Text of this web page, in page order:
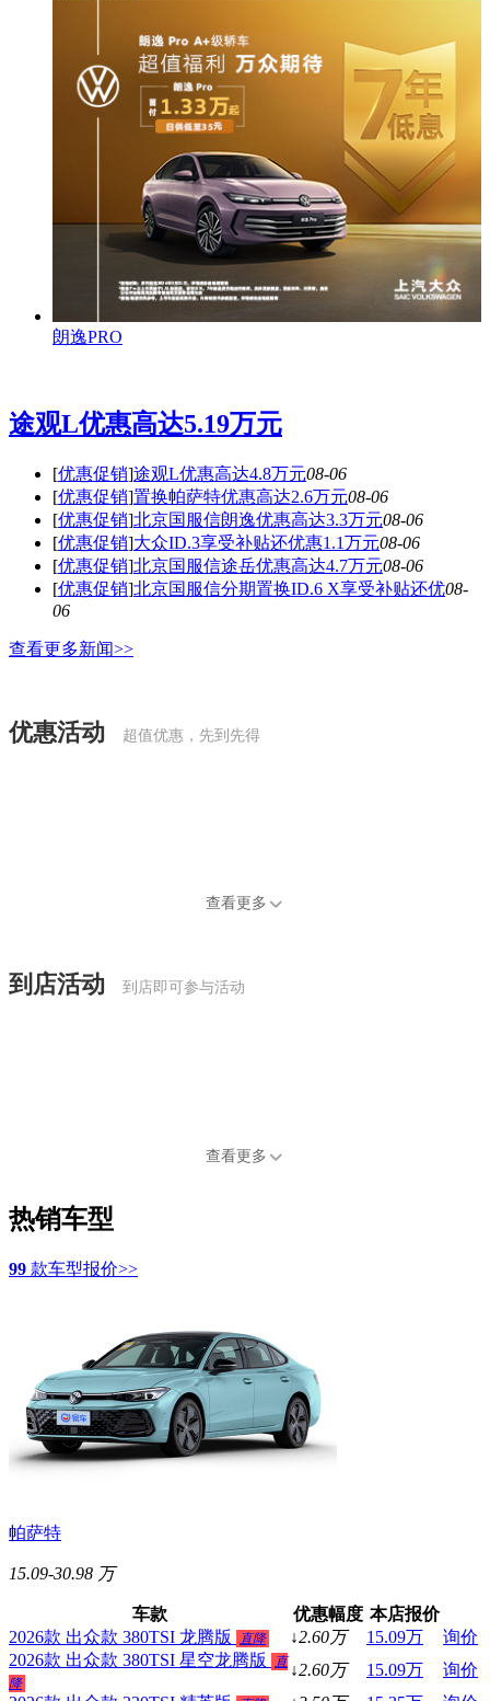
朗逸PRO
途观L优惠高达5.19万元
[优惠促销]途观L优惠高达4.8万元08-06
[优惠促销]置换帕萨特优惠高达2.6万元08-06
[优惠促销]北京国服信朗逸优惠高达3.3万元08-06
[优惠促销]大众ID.3享受补贴还优惠1.1万元08-06
[优惠促销]北京国服信途岳优惠高达4.7万元08-06
[优惠促销]北京国服信分期置换ID.6 X享受补贴还优08-
06
查看更多新闻>>
优惠活动 超值优惠，先到先得
查看更多
到店活动 到店即可参与活动
查看更多
热销车型
99 款车型报价>>
帕萨特
15.09-30.98 万
车款 优惠幅度 本店报价
2026款 出众款 380TSI 龙腾版
直降 ↓2.60万 15.09万
询价
2026款 出众款 380TSI 星空龙腾版
直
降
↓2.60万 15.09万
询价